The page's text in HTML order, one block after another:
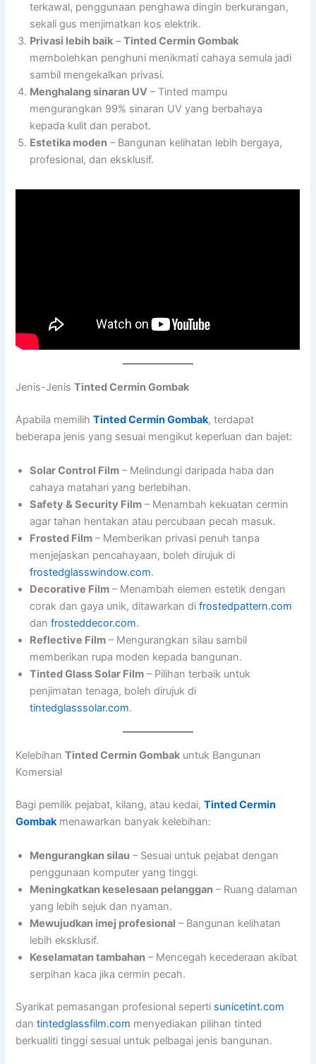
terkawal, penggunaan penghawa dingin berkurangan,
sekali gus menjimatkan kos elektrik.
Privasi lebih baik –Tinted Cermin Gombak
membolehkan penghuni menikmati cahaya semula jadi
sambil mengekalkan privasi.
Menghalang sinaran UV – Tinted mampu
mengurangkan 99% sinaran UV yang berbahaya
kepada kulit dan perabot.
Estetika moden – Bangunan kelihatan lebih bergaya,
profesional, dan eksklusif.
Jenis-JenisTinted Cermin Gombak
Apabila memilihTinted Cermin Gombak, terdapat
beberapa jenis yang sesuai mengikut keperluan dan bajet:
Solar Control Film – Melindungi daripada haba dan
cahaya matahari yang berlebihan.
Safety & Security Film – Menambah kekuatan cermin
agar tahan hentakan atau percubaan pecah masuk.
Frosted Film – Memberikan privasi penuh tanpa
menjejaskan pencahayaan, boleh dirujuk di
frostedglasswindow.com.
Decorative Film – Menambah elemen estetik dengan
corak dan gaya unik, ditawarkan difrostedpattern.com
danfrosteddecor.com.
Reflective Film – Mengurangkan silau sambil
memberikan rupa moden kepada bangunan.
Tinted Glass Solar Film – Pilihan terbaik untuk
penjimatan tenaga, boleh dirujuk di
tintedglasssolar.com.
KelebihanTinted Cermin Gombak untuk Bangunan
Komersial
Bagi pemilik pejabat, kilang, atau kedai,Tinted Cermin
Gombakmenawarkan banyak kelebihan:
Mengurangkan silau – Sesuai untuk pejabat dengan
penggunaan komputer yang tinggi.
Meningkatkan keselesaan pelanggan – Ruang dalaman
yang lebih sejuk dan nyaman.
Mewujudkan imej profesional – Bangunan kelihatan
lebih eksklusif.
Keselamatan tambahan – Mencegah kecederaan akibat
serpihan kaca jika cermin pecah.
Syarikat pemasangan profesional seperti sunicetint.com
dantintedglassfilm.com menyediakan pilihan tinted
berkualiti tinggi sesuai untuk pelbagai jenis bangunan.